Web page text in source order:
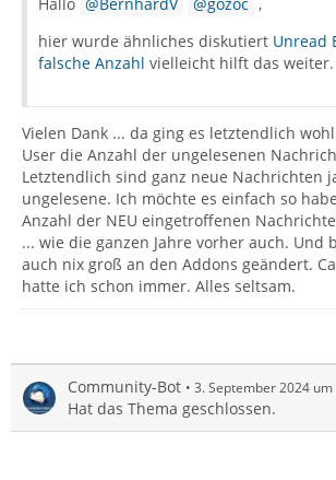
hier wurde ähnliches diskutiert Unread
falsche Anzahl vielleicht hilft das weiter.
Vielen Dank ... da ging es letztendlich
User die Anzahl der ungelesenen
Letztendlich sind ganz neue Nachrichten
ungelesene. Ich möchte es einfach so
Anzahl der NEU eingetroffenen
... wie die ganzen Jahre vorher auch. Und
auch nix groß an den Addons geändert.
hatte ich schon immer. Alles seltsam.
Community-Bot 3. September 2024 um
Hat das Thema geschlossen.